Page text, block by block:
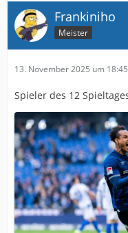
Frankiniho
Meister
13. November 2025 um 18:45
Spieler des 12